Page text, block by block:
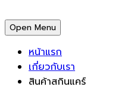
Open Menu
หน้าแรก
เกี่ยวกับเรา
สินค้าสกินแคร์